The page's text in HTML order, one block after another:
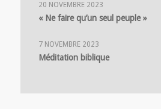
20 NOVEMBRE 2023
« Ne faire qu’un seul peuple »
7 NOVEMBRE 2023
Méditation biblique